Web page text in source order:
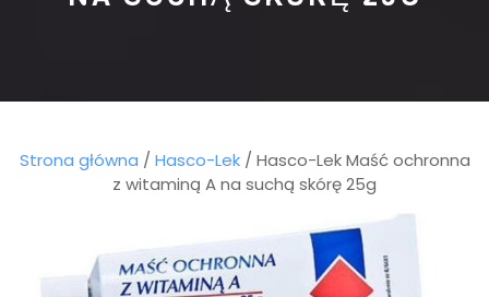
Strona główna / Hasco-Lek/ Hasco-Lek Maść ochronna
z witaminą A na suchą skórę 25g